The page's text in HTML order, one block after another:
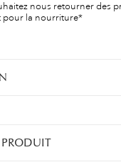
nous retourner des
pour la nourriture*